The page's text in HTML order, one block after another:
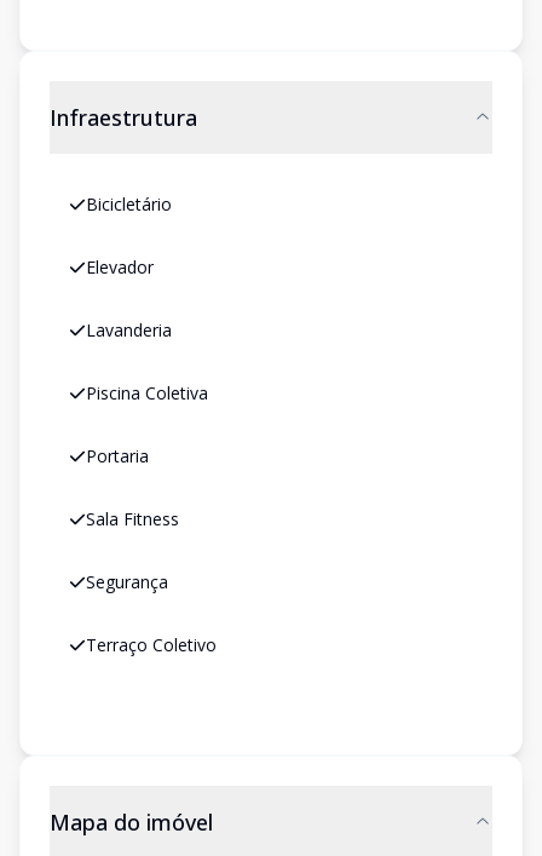
Infraestrutura
Bicicletário
Elevador
Lavanderia
Piscina Coletiva
Portaria
Sala Fitness
Segurança
Terraço Coletivo
Mapa do imóvel